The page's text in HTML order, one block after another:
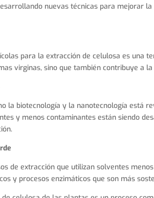
nuevas técnicas para mejorar
para la extracción de celulosa es una
virginas, sino que también contribuye a la
la biotecnología y la nanotecnología está
y menos contaminantes están siendo
de extracción que utilizan solventes
y procesos enzimáticos que son más